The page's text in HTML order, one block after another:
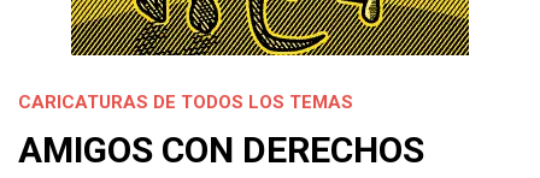
CARICATURAS DE TODOS LOS TEMAS
AMIGOS CON DERECHOS